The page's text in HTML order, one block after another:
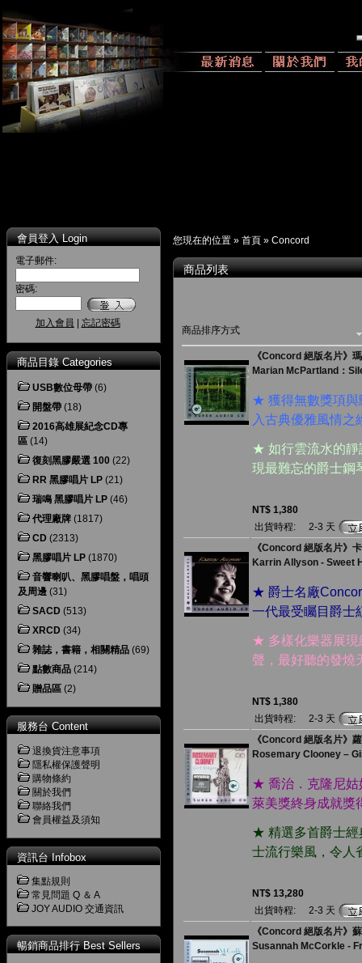
會員登入 Login
電子郵件:
密碼:
加入會員 忘記密碼
商品目錄 Categories
USB數位母帶 (6)
開盤帶 (18)
2016高雄展紀念CD專
區 (14)
復刻黑膠嚴選 100 (22)
RR 黑膠唱片 LP (21)
瑞鳴 黑膠唱片 LP (46)
代理廠牌 (1817)
CD (2313)
黑膠唱片 LP (1870)
音響喇叭、黑膠唱盤，唱頭
及周邊 (31)
SACD (513)
XRCD (34)
雜誌，書籍，相關精品 (69)
點數商品 (214)
贈品區 (2)
服務台 Content
退換貨注意事項
隱私權保護聲明
購物條約
關於我們
聯絡我們
會員權益及須知
資訊台 Infobox
集點規則
常見問題 Q ＆ A
JOY AUDIO 交通資訊
暢銷商品排行 Best Sellers
您現在的位置 » 首頁 » Concord
商品列表
商品排序方式
《Concord 絕版名片》
Marian McPartland：
★ 獲得無數獎項與
入古典優雅風情之
★ 如行雲流水的靜
現最難忘的爵士鋼
NT$ 1,380
出貨時程:
2-3 天
《Concord 絕版名片》
Karrin Allyson - Sweet
★ 爵士名廠
一代最受矚目爵士
★ 多樣化樂器展現
聲，最好聽的發燒
NT$ 1,380
出貨時程:
2-3 天
《Concord 絕版名片》
Rosemary Clooney ‎–
★ 喬治．克隆尼姑
萊美獎終身成就獎
★ 精選多首爵士經
士流行樂風，令人
NT$ 13,280
出貨時程:
2-3 天
《Concord 絕版名片》
Susannah McCorkle -